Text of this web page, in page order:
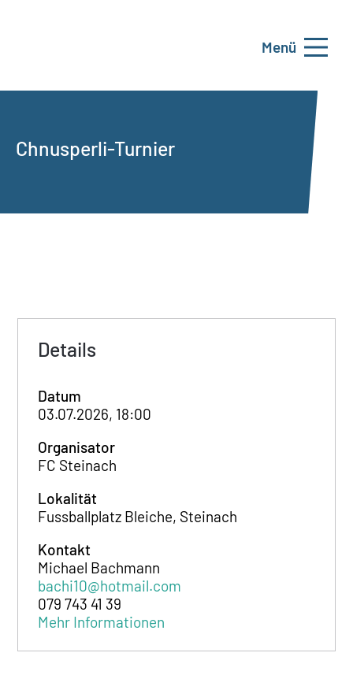
Menü
Chnusperli-Turnier
Details
Datum
03.07.2026, 18:00
Organisator
FC Steinach
Lokalität
Fussballplatz Bleiche, Steinach
Kontakt
Michael Bachmann
bachi10@hotmail.com
079 743 41 39
Mehr Informationen